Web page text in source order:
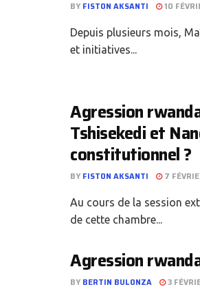
BY FISTON AKSANTI 10
Depuis plusieurs mois,
et initiatives...
Agression
Tshisekedi et
constitutionnel ?
BY FISTON AKSANTI 7
Au cours de la session
de cette chambre...
Agression
BY BERTIN BULONZA 3